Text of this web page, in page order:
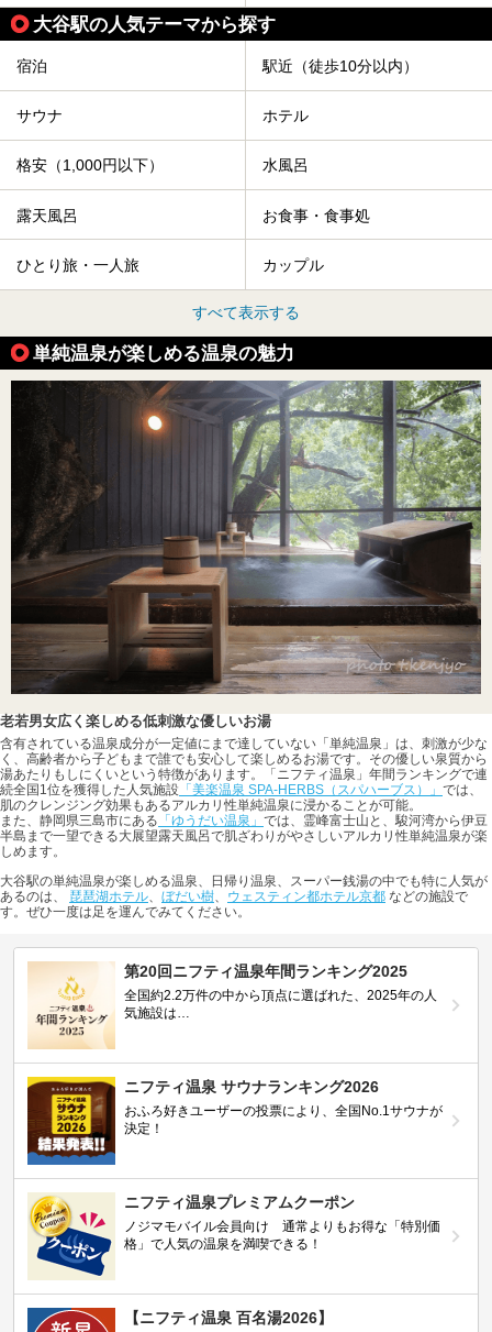
大谷駅の人気テーマから探す
宿泊 駅近（徒歩10分以内）
サウナ ホテル
格安（1,000円以下） 水風呂
露天風呂 お食事・食事処
ひとり旅・一人旅 カップル
すべて表示する
単純温泉が楽しめる温泉の魅力
老若男女広く楽しめる低刺激な優しいお湯
含有されている温泉成分が一定値にまで達していない「単純温泉」は、刺激が少な
く、高齢者から子どもまで誰でも安心して楽しめるお湯です。その優しい泉質から
湯あたりもしにくいという特徴があります。「ニフティ温泉」年間ランキングで連
続全国1位を獲得した人気施設 「美楽温泉 SPA-HERBS（スパハーブス）」 では、
肌のクレンジング効果もあるアルカリ性単純温泉に浸かることが可能。
また、静岡県三島市にある 「ゆうだい温泉」 では、霊峰富士山と、駿河湾から伊豆
半島まで一望できる大展望露天風呂で肌ざわりがやさしいアルカリ性単純温泉が楽
しめます。
大谷駅の単純温泉が楽しめる温泉、日帰り温泉、スーパー銭湯の中でも特に人気が
あるのは、 琵琶湖ホテル ぼだい樹 ウェスティン都ホテル京都 などの施設で
す。ぜひ一度は足を運んでみてください。
第20回ニフティ温泉年間ランキング2025
全国約2.2万件の中から頂点に選ばれた、2025年の人
気施設は…
ニフティ温泉 サウナランキング2026
おふろ好きユーザーの投票により、全国No.1サウナが
決定！
ニフティ温泉プレミアムクーポン
ノジマモバイル会員向け 通常よりもお得な「特別価
格」で人気の温泉を満喫できる！
【ニフティ温泉 百名湯2026】